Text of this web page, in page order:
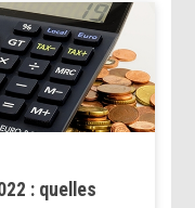
: quelles